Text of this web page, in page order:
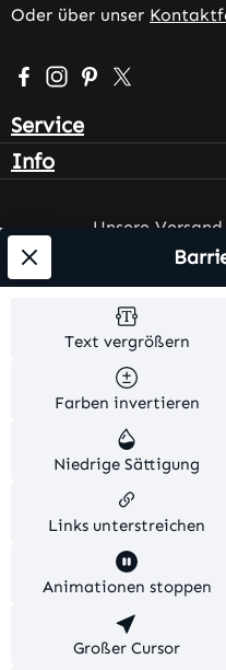
Oder über unser
Besuche uns auf
Schau auf
Lass dich auf
Folge uns
Service
Info
Unsere
Versandkosten
und
nicht
© 2026 Ares-
Text vergrößern
Farben invertieren
Niedrige Sättigung
Links unterstreichen
Animationen stoppen
Großer Cursor
Diese Website
Erfahrung bieten zu